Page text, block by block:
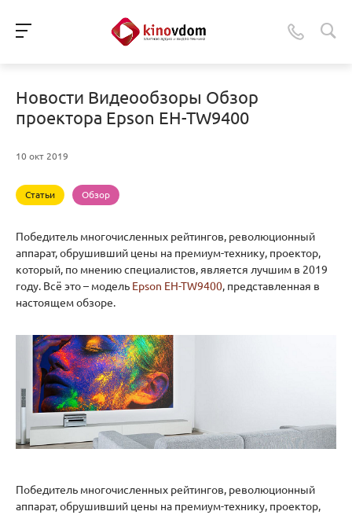
Новости Видеообзоры Обзор
проектора Epson EH-TW9400
10 окт 2019
Статьи Обзор
Победитель многочисленных рейтингов, революционный
аппарат, обрушивший цены на премиум-технику, проектор,
который, по мнению специалистов, является лучшим в 2019
году. Всё это – модель Epson EH-TW9400, представленная в
настоящем обзоре.
Победитель многочисленных рейтингов, революционный
аппарат, обрушивший цены на премиум-технику, проектор,